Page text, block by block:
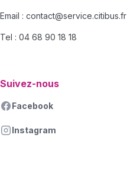
Email : contact@service.citibus.fr
Tel : 04 68 90 18 18
Suivez-nous
Facebook
Instagram